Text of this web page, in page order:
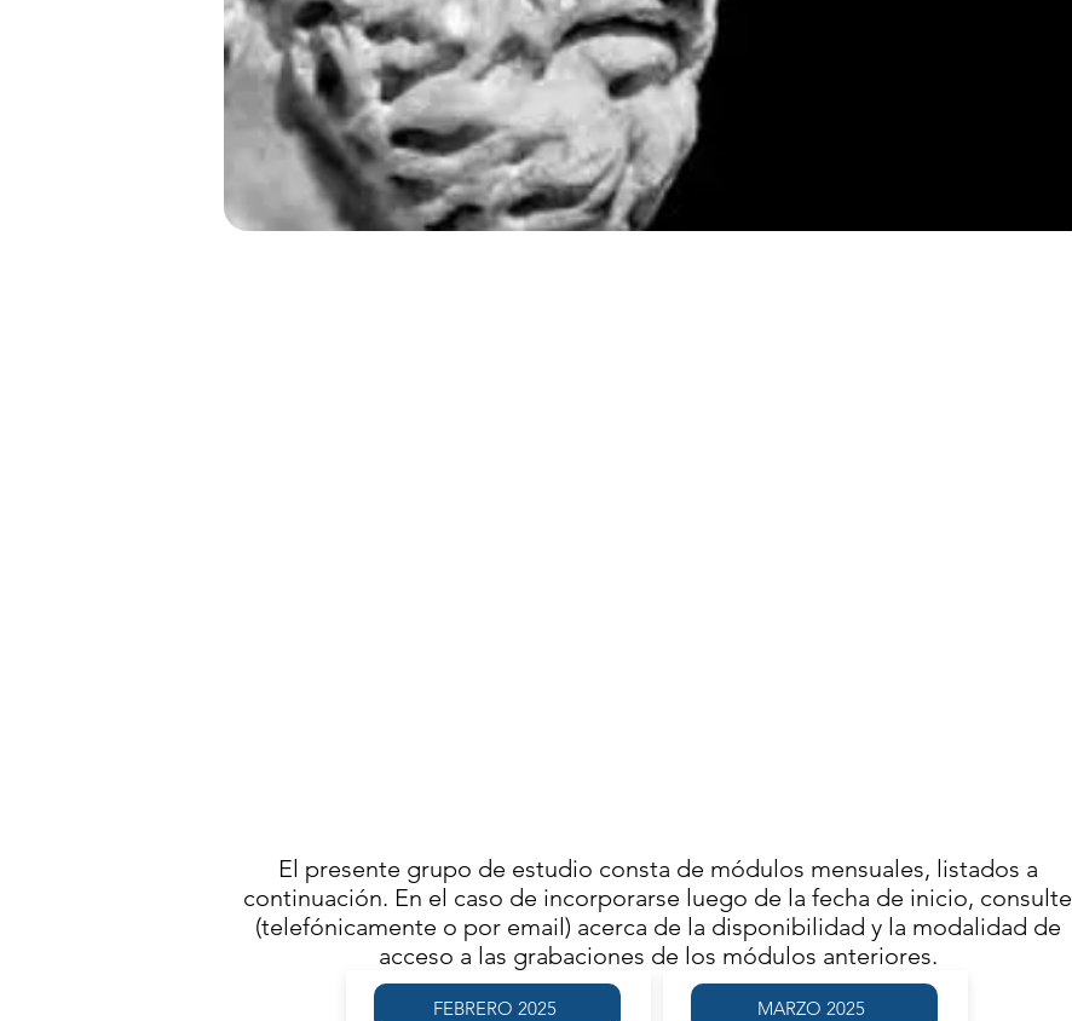
El presente grupo de estudio consta de módulos mensuales, listados a
continuación. En el caso de incorporarse luego de la fecha de inicio, consulte
(telefónicamente o por email) acerca de la disponibilidad y la modalidad de
acceso a las grabaciones de los módulos anteriores.
FEBRERO 2025 MARZO 2025